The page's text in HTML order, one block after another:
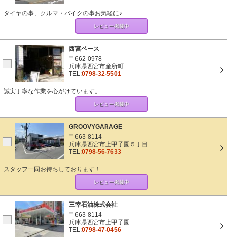
タイヤの事、クルマ・バイクの事お気軽に♪
レビュー掲載中
西宮ベース
〒662-0978
兵庫県西宮市産所町
TEL:0798-32-5501
誠実丁寧な作業を心がけています。
レビュー掲載中
GROOVYGARAGE
〒663-8114
兵庫県西宮市上甲子園５丁目
TEL:0798-56-7633
スタッフ一同お待ちしております！
レビュー掲載中
三幸石油株式会社
〒663-8114
兵庫県西宮市上甲子園
TEL:0798-47-0456